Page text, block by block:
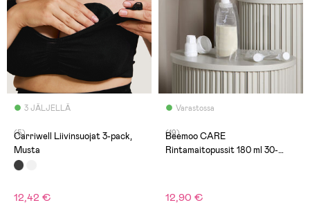
3 JÄLJELLÄ
(5)
Carriwell Liivinsuojat 3-pack,
Musta
12,42 €
Varastossa
(19)
Beemoo CARE
Rintamaitopussit 180 ml 30-
12,90 €